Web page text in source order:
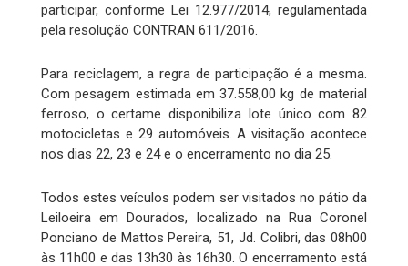
participar, conforme Lei 12.977/2014, regulamentada
pela resolução CONTRAN 611/2016.
Para reciclagem, a regra de participação é a mesma.
Com pesagem estimada em 37.558,00 kg de material
ferroso, o certame disponibiliza lote único com 82
motocicletas e 29 automóveis. A visitação acontece
nos dias 22, 23 e 24 e o encerramento no dia 25.
Todos estes veículos podem ser visitados no pátio da
Leiloeira em Dourados, localizado na Rua Coronel
Ponciano de Mattos Pereira, 51, Jd. Colibri, das 08h00
às 11h00 e das 13h30 às 16h30. O encerramento está